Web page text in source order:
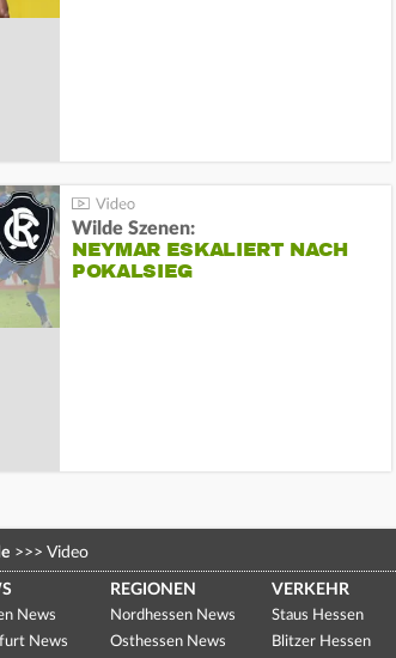
Wilde Szenen:
NEYMAR ESKALIERT NACH
POKALSIEG
>>> Video
News
News
REGIONEN
Nordhessen News
Osthessen News
VERKEHR
Staus Hessen
Blitzer Hessen